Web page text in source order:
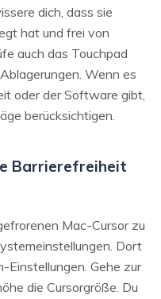
dich, dass sie
hat und frei von
auch das Touchpad
Wenn es
oder der Software gibt,
berücksichtigen.
Barrierefreiheit
Mac-Cursor zu
Dort
Einstellungen. Gehe zur
die Cursorgröße. Du